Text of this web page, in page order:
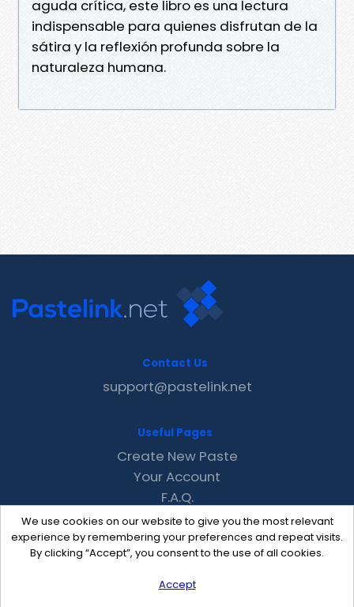
aguda crítica, este libro es una lectura
indispensable para quienes disfrutan de la
sátira y la reflexión profunda sobre la
naturaleza humana.
We use cookies on our website to give you the most relevant
experience by remembering your preferences and repeat visits.
By clicking “Accept”, you consent to the use of all cookies.
Accept
Contact Us
support@pastelink.net
Useful Pages
Create New Paste
Your Account
F.A.Q.
Recent
Contact